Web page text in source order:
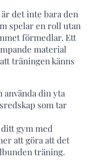
det inte bara den
spelar en roll utan
förmedlar. Ett
material
träningen känns
använda din yta
som tar
gym med
att göra att det
träning.